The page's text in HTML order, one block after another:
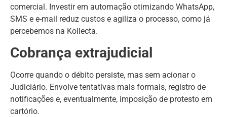
comercial. Investir em automação otimizando WhatsApp,
SMS e e-mail reduz custos e agiliza o processo, como já
percebemos na Kollecta.
Cobrança extrajudicial
Ocorre quando o débito persiste, mas sem acionar o
Judiciário. Envolve tentativas mais formais, registro de
notificações e, eventualmente, imposição de protesto em
cartório.